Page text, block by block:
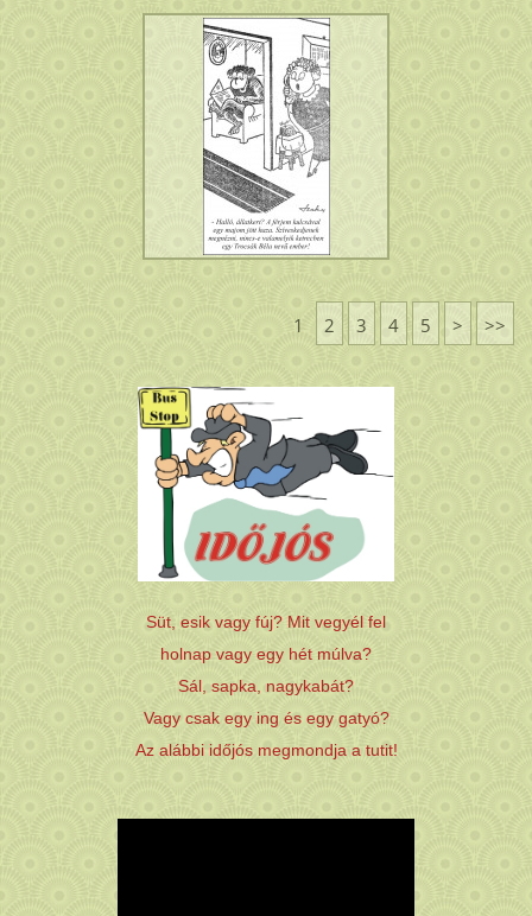
1 2 3 4 5 > >>
Süt, esik vagy fúj? Mit vegyél fel
holnap vagy egy hét múlva?
Sál, sapka, nagykabát?
Vagy csak egy ing és egy gatyó?
Az alábbi időjós megmondja a tutit!